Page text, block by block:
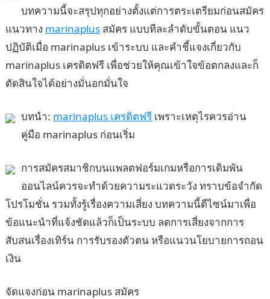
บทความนี้จะสรุปทุกอย่างตั้งแต่การตระเตรียมก่อนสมัคร
แนวทาง marinaplusสมัคร แบบทีละลำดับขั้นตอน แนว
ปฏิบัติเมื่อ marinaplus เข้าระบบ และคำชี้แจงเกี่ยวกับ
marinaplus เครดิตฟรี เพื่อช่วยให้คุณเข้าใจข้อตกลงและก็
ตัดสินใจได้อย่างมั่นอกมั่นใจ
บทนำ: marinaplus เครดิตฟรีเพราะเหตุไรควรอ่าน
คู่มือ marinaplus ก่อนเริ่ม
การสมัครสมาชิกบนแพลตฟอร์มเกมหรือการเดิมพัน
ออนไลน์ควรจะทำด้วยความระแวดระวัง ทราบข้อจำกัด
โปรโมชั่น รวมทั้งรู้เรื่องความเสี่ยง บทความนี้ดีไซน์มาเพื่อ
ข้อแนะนำที่แจ้งชัดแล้วก็เป็นระบบ ลดการเสี่ยงจากการ
สับสนเรื่องเทิร์น การรับรองตัวตน หรือแนวนโยบายการถอน
เงิน
จัดแจงก่อน marinaplus สมัคร